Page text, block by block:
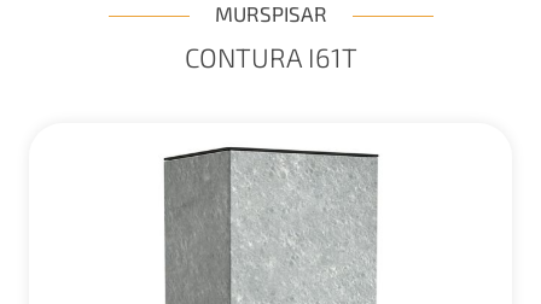
MURSPISAR
CONTURA I61T